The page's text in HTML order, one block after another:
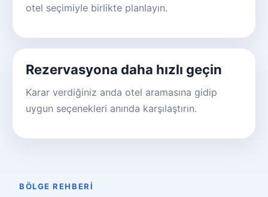
otel seçimiyle birlikte planlayın.
Rezervasyona daha hızlı geçin
Karar verdiğiniz anda otel aramasına gidip
uygun seçenekleri anında karşılaştırın.
BÖLGE REHBERI